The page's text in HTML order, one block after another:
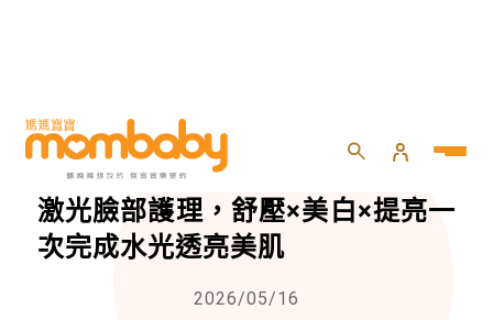
HOME momself
媽咪鬆一下的奢華時刻！鑽白冷凝
激光臉部護理，舒壓×美白×提亮一
次完成水光透亮美肌
2026/05/16